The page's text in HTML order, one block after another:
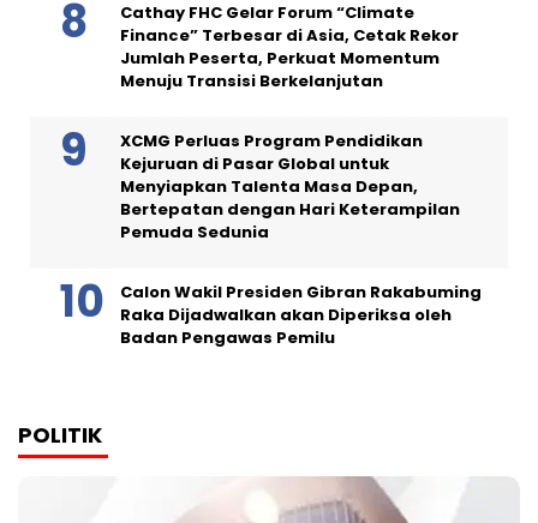
Cathay FHC Gelar Forum “Climate
Finance” Terbesar di Asia, Cetak Rekor
Jumlah Peserta, Perkuat Momentum
Menuju Transisi Berkelanjutan
XCMG Perluas Program Pendidikan
Kejuruan di Pasar Global untuk
Menyiapkan Talenta Masa Depan,
Bertepatan dengan Hari Keterampilan
Pemuda Sedunia
Calon Wakil Presiden Gibran Rakabuming
Raka Dijadwalkan akan Diperiksa oleh
Badan Pengawas Pemilu
POLITIK